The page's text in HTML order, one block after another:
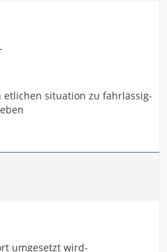
situation zu fahrlässig-
umgesetzt wird-